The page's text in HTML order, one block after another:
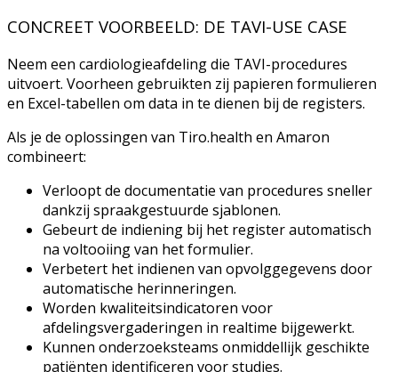
CONCREET VOORBEELD: DE TAVI-USE CASE
Neem een cardiologieafdeling die TAVI-procedures
uitvoert. Voorheen gebruikten zij papieren formulieren
en Excel-tabellen om data in te dienen bij de registers.
Als je de oplossingen van Tiro.health en Amaron
combineert:
Verloopt de documentatie van procedures sneller
dankzij spraakgestuurde sjablonen.
Gebeurt de indiening bij het register automatisch
na voltooiing van het formulier.
Verbetert het indienen van opvolggegevens door
automatische herinneringen.
Worden kwaliteitsindicatoren voor
afdelingsvergaderingen in realtime bijgewerkt.
Kunnen onderzoeksteams onmiddellijk geschikte
patiënten identificeren voor studies.